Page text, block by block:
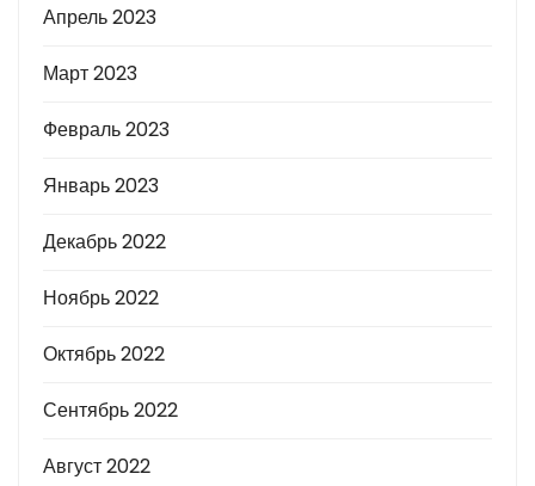
Апрель 2023
Март 2023
Февраль 2023
Январь 2023
Декабрь 2022
Ноябрь 2022
Октябрь 2022
Сентябрь 2022
Август 2022